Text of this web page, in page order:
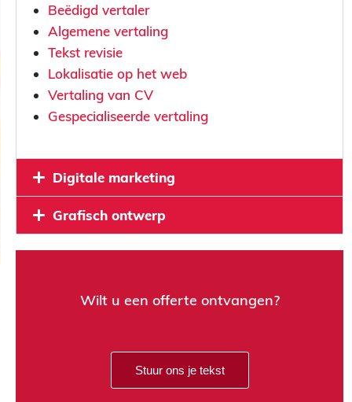
Beëdigd vertaler
Algemene vertaling
Tekst revisie
Lokalisatie op het web
Vertaling van CV
Gespecialiseerde vertaling
Digitale marketing
Grafisch ontwerp
Wilt u een offerte ontvangen?
Stuur ons je tekst